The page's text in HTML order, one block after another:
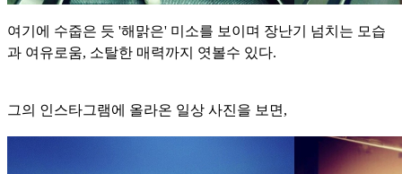
여기에 수줍은 듯 '해맑은' 미소를 보이며 장난기 넘치는 모습
과 여유로움, 소탈한 매력까지 엿볼수 있다.
그의 인스타그램에 올라온 일상 사진을 보면,